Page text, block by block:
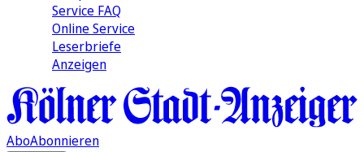
Service FAQ
Online Service
Leserbriefe
Anzeigen
AboAbonnieren